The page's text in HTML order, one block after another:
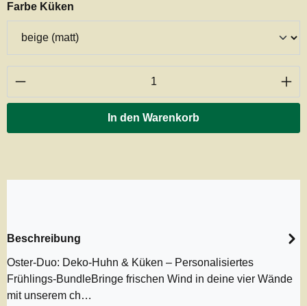
Farbe Küken
Produkt Anzahl: Gib den gewünschten
In den Warenkorb
Beschreibung
Oster-Duo: Deko-Huhn & Küken – Personalisiertes
Frühlings-BundleBringe frischen Wind in deine vier Wände
mit unserem ch…